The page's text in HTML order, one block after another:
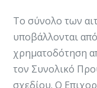
Το σύνολο των
υποβάλλονται
χρηματοδότηση
τον Συνολικό
σχεδίου. Ο